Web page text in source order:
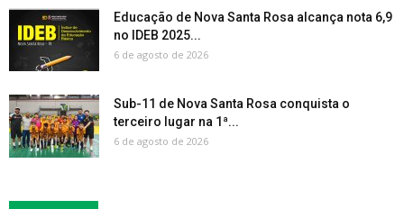
Educação de Nova Santa Rosa alcança nota 6,9
no IDEB 2025...
6 de agosto de 2026
Sub-11 de Nova Santa Rosa conquista o
terceiro lugar na 1ª...
6 de agosto de 2026